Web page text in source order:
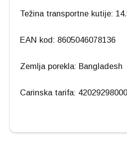
Težina transportne kutije:
EAN kod: 8605046078136
Zemlja porekla: Bangladesh
Carinska tarifa: